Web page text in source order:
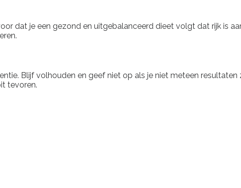
dat je een gezond en uitgebalanceerd dieet volgt dat rijk is
Blijf volhouden en geef niet op als je niet meteen
tevoren.